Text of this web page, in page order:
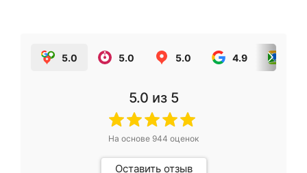
5.0 5.0 5.0 4.9
5.0 из 5
На основе 944 оценок
Оставить отзыв